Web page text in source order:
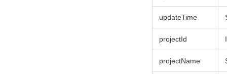
updateTime
projectId
projectName